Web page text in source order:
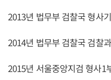
2013년 법무부 검찰국 형사
2014년 법무부 검찰국 검찰
2015년 서울중앙지검 형사1